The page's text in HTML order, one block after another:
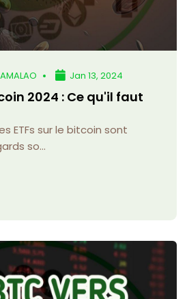
Jan 13, 2024
2024 : Ce qu'il faut
ETFs sur le bitcoin sont
so...